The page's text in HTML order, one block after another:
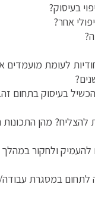
בעיסוק?
אחר?
לעומת מועמדים
בעיסוק בתחום זה.
מהן
להעמיק ולחקור
לתחום במסגרת